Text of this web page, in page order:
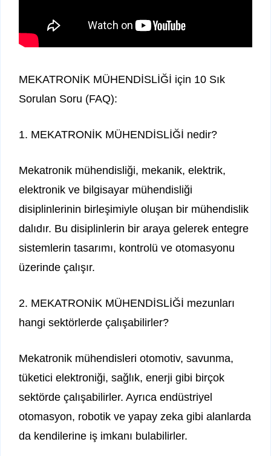
MEKATRONİK MÜHENDİSLİĞİ için 10 Sık
Sorulan Soru (FAQ):
1. MEKATRONİK MÜHENDİSLİĞİ nedir?
Mekatronik mühendisliği, mekanik, elektrik,
elektronik ve bilgisayar mühendisliği
disiplinlerinin birleşimiyle oluşan bir mühendislik
dalıdır. Bu disiplinlerin bir araya gelerek entegre
sistemlerin tasarımı, kontrolü ve otomasyonu
üzerinde çalışır.
2. MEKATRONİK MÜHENDİSLİĞİ mezunları
hangi sektörlerde çalışabilirler?
Mekatronik mühendisleri otomotiv, savunma,
tüketici elektroniği, sağlık, enerji gibi birçok
sektörde çalışabilirler. Ayrıca endüstriyel
otomasyon, robotik ve yapay zeka gibi alanlarda
da kendilerine iş imkanı bulabilirler.